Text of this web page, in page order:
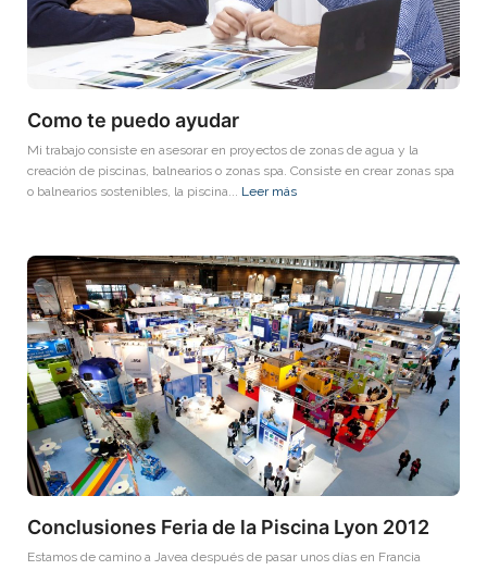
Como te puedo ayudar
Mi trabajo consiste en asesorar en proyectos de zonas de agua y la
creación de piscinas, balnearios o zonas spa. Consiste en crear zonas spa
o balnearios sostenibles, la piscina... Leer más
Conclusiones Feria de la Piscina Lyon 2012
Estamos de camino a Javea después de pasar unos días en Francia